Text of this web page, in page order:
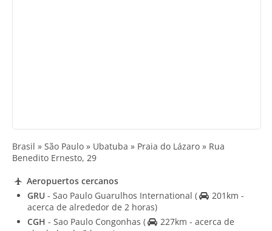
Brasil » São Paulo » Ubatuba » Praia do Lázaro » Rua
Benedito Ernesto, 29
Aeropuertos cercanos
GRU - Sao Paulo Guarulhos International (
201km -
acerca de alrededor de 2 horas)
CGH - Sao Paulo Congonhas (
227km - acerca de